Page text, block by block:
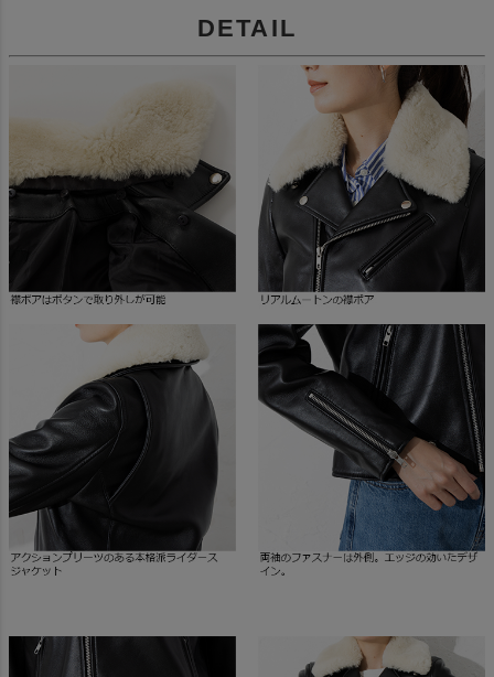
DETAIL